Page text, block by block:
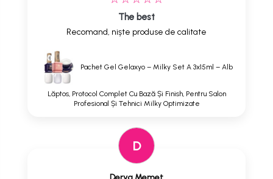
The best
Recomand, niște produse de calitate
Pachet Gel Gelaxyo – Milky Set A 3x15ml – Alb
Lăptos, Protocol Complet Cu Bază Și Finish, Pentru Salon
Profesional Și Tehnici Milky Optimizate
D